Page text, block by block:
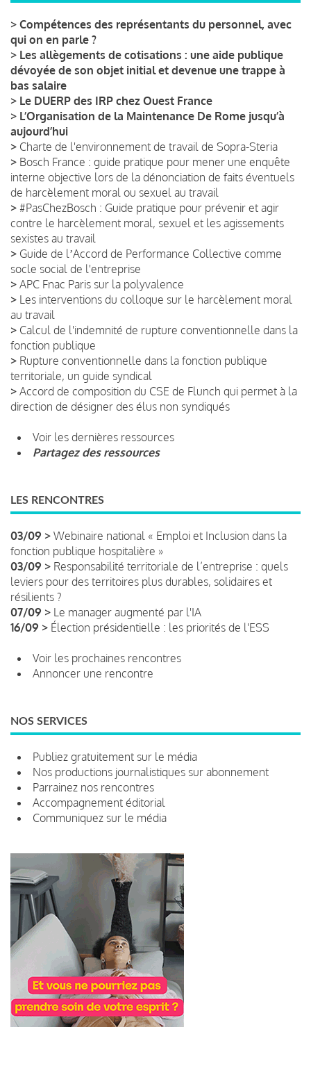
> Compétences des représentants du personnel, avec
qui on en parle ?
> Les allègements de cotisations : une aide publique
dévoyée de son objet initial et devenue une trappe à
bas salaire
> Le DUERP des IRP chez Ouest France
> L’Organisation de la Maintenance De Rome jusqu’à
aujourd’hui
> Charte de l'environnement de travail de Sopra-Steria
> Bosch France : guide pratique pour mener une enquête
interne objective lors de la dénonciation de faits éventuels
de harcèlement moral ou sexuel au travail
> #PasChezBosch : Guide pratique pour prévenir et agir
contre le harcèlement moral, sexuel et les agissements
sexistes au travail
> Guide de lʼAccord de Performance Collective comme
socle social de l'entreprise
> APC Fnac Paris sur la polyvalence
> Les interventions du colloque sur le harcèlement moral
au travail
> Calcul de l'indemnité de rupture conventionnelle dans la
fonction publique
> Rupture conventionnelle dans la fonction publique
territoriale, un guide syndical
> Accord de composition du CSE de Flunch qui permet à la
direction de désigner des élus non syndiqués
Voir les dernières ressources
Partagez des ressources
LES RENCONTRES
03/09 > Webinaire national « Emploi et Inclusion dans la
fonction publique hospitalière »
03/09 > Responsabilité territoriale de l’entreprise : quels
leviers pour des territoires plus durables, solidaires et
résilients ?
07/09 > Le manager augmenté par l'IA
16/09 > Élection présidentielle : les priorités de l'ESS
Voir les prochaines rencontres
Annoncer une rencontre
NOS SERVICES
Publiez gratuitement sur le média
Nos productions journalistiques sur abonnement
Parrainez nos rencontres
Accompagnement éditorial
Communiquez sur le média